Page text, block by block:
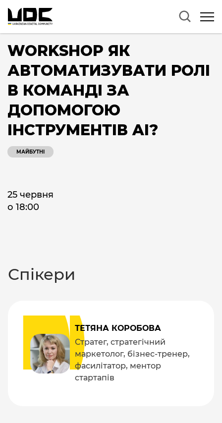
WORKSHOP ЯК
АВТОМАТИЗУВАТИ РОЛІ
В КОМАНДІ ЗА
ДОПОМОГОЮ
ІНСТРУМЕНТІВ AI?
МАЙБУТНІ
25 червня
о 18:00
Спікери
ТЕТЯНА КОРОБОВА
Стратег, стратегічний
маркетолог, бізнес-тренер,
фасилітатор, ментор
стартапів